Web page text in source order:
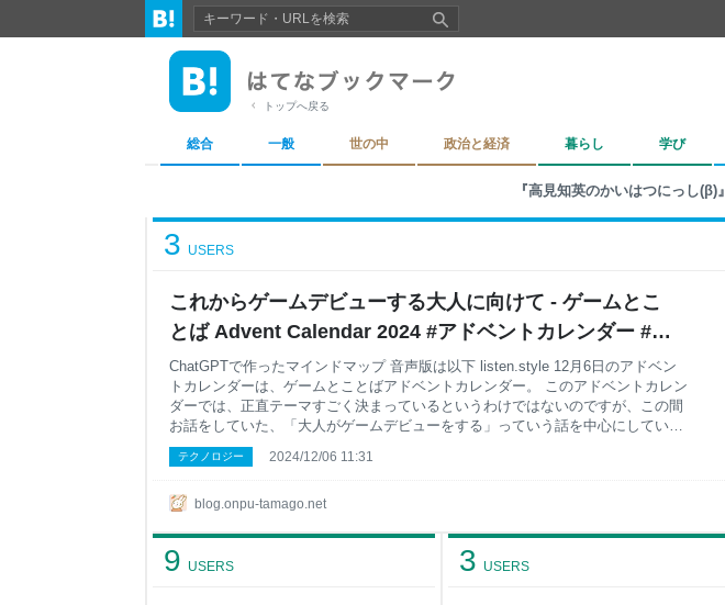
トップへ戻る
総合 一般 世の中 政治と経済 暮らし 学び
『高見知英のかいはつにっし(β)』
これからゲームデビューする大人に向けて - ゲームとこ
とば Advent Calendar 2024 #アドベントカレンダー #ゲ
ームとことば - 高見知英のかいはつにっし(β)
3 USERS
blog.onpu-tamago.net
ChatGPTで作ったマインドマップ 音声版は以下 listen.style 12月6日のアドベン
トカレンダーは、ゲームとことばアドベントカレンダー。 このアドベントカレン
ダーでは、正直テーマすごく決まっているというわけではないのですが、この間
お話をしていた、「大人がゲームデビューをする」っていう話を中心にしていこ
うかなと思っています。 この間の話で、ゲームを親がすること、大人がすること
って大事なんじゃないのという話をしました。 ゲームの参入障壁 ただ、そうは
よっていう話はあるかと思います。 確かに今のゲーム、例えばNintendo Switch
そうなんでしょうけれども、親が
テクノロジー 2024/12/06 11:31
9 USERS 3 USERS